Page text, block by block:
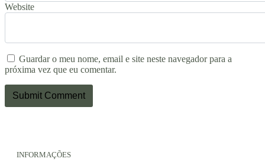
Website
Guardar o meu nome, email e site neste navegador para a
próxima vez que eu comentar.
INFORMAÇÕES